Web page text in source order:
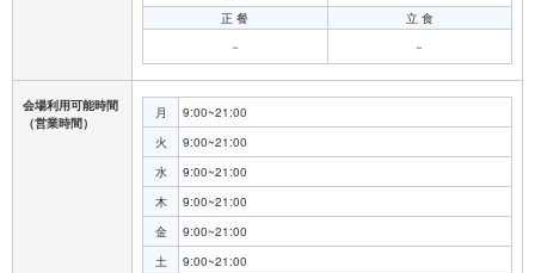
正 餐
－
立 食
－
会場利用可能時間
（営業時間）
月
9:00~21:00
火
9:00~21:00
水
9:00~21:00
木
9:00~21:00
金
9:00~21:00
土
9:00~21:00